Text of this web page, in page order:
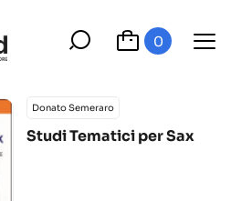
0
Donato Semeraro
Studi Tematici per Sax